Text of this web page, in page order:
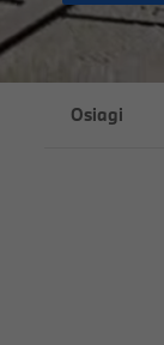
Osiagi